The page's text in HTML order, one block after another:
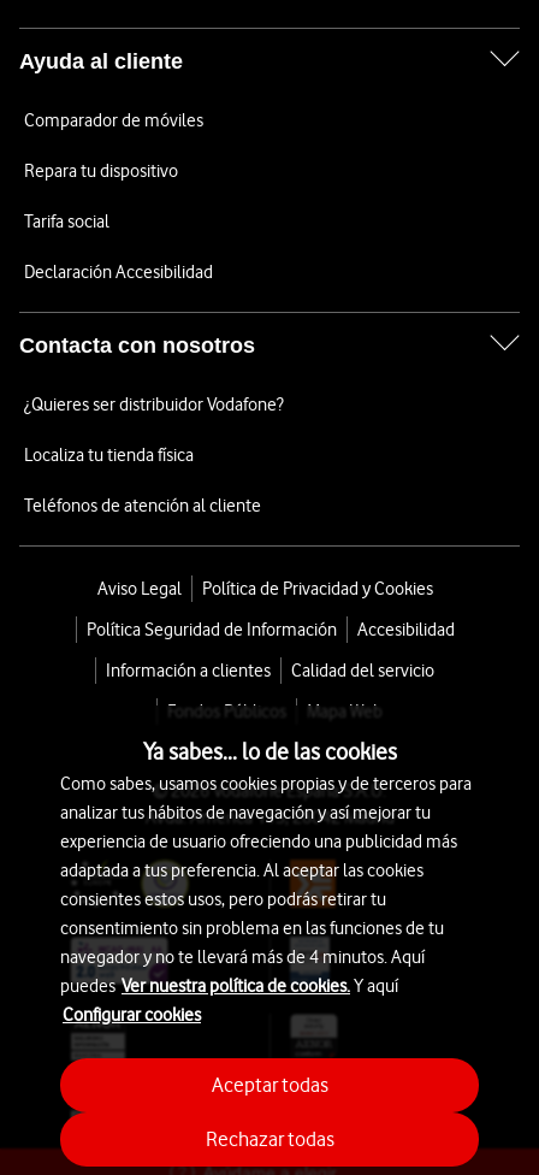
Ayuda al cliente
Comparador de móviles
Repara tu dispositivo
Tarifa social
Declaración Accesibilidad
Contacta con nosotros
¿Quieres ser distribuidor Vodafone?
Localiza tu tienda física
Teléfonos de atención al cliente
Aviso Legal
Política de Privacidad y Cookies
Política Seguridad de Información
Accesibilidad
Información a clientes
Calidad del servicio
Fondos Públicos
Mapa Web
© 2026 Vodafone España S.A.U.
Avda. América 115, 28042 Madrid
Ya sabes... lo de las cookies
Como sabes, usamos cookies propias y de terceros para
analizar tus hábitos de navegación y así mejorar tu
experiencia de usuario ofreciendo una publicidad más
adaptada a tus preferencia. Al aceptar las cookies
consientes estos usos, pero podrás retirar tu
consentimiento sin problema en las funciones de tu
navegador y no te llevará más de 4 minutos. Aquí
puedesVer nuestra política de cookies.Y aquí
Configurar cookies
Rechazar todas
Aceptar todas